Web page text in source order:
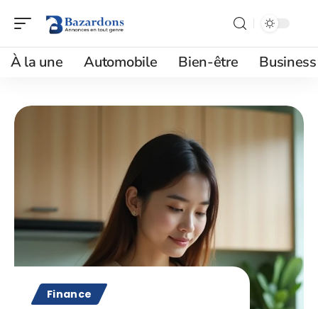
À la une Automobile Bien-être Business
Finance